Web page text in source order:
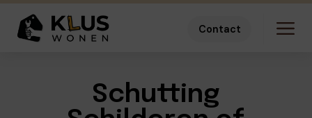
Contact
Schutting